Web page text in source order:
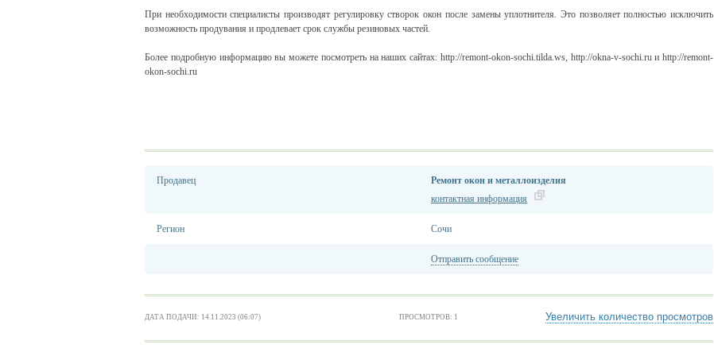
При необходимости специалисты производят регулировку створок окон после замены уплотнителя. Это позволяет полностью исключить
возможность продувания и продлевает срок службы резиновых частей.
Более подробную информацию вы можете посмотреть на наших сайтах: http://remont-okon-sochi.tilda.ws, http://okna-v-sochi.ru и http://remont-
okon-sochi.ru
Продавец
Ремонт окон и металлоизделия
контактная информация
Регион Сочи
Отправить сообщение
ДАТА ПОДАЧИ: 14.11.2023 (06:07) ПРОСМОТРОВ: 1 Увеличить количество просмотров